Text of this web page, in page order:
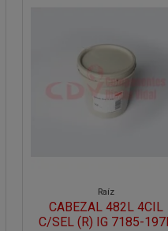
Raíz
CABEZAL 482L 4CIL
C/SEL (R) IG 7185-